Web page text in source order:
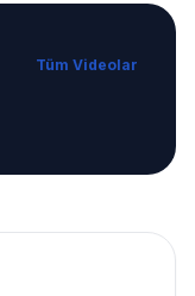
Tüm Videolar